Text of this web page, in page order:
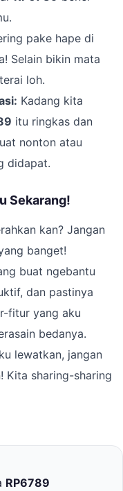
pake hape di
Selain bikin mata
loh.
Kadang kita
itu ringkas dan
nonton atau
didapat.
Sekarang!
kan? Jangan
banget!
buat ngebantu
dan pastinya
fitur yang aku
bedanya.
lewatkan, jangan
Kita sharing-sharing
RP6789